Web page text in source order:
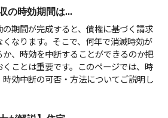
の時効期間は...
の期間が完成すると、債権に基づく請求
くなります。そこで、何年で消滅時効が
か、時効を中断することができるのか把
くことは重要です。このページでは、時
時効中断の可否・方法についてご説明し